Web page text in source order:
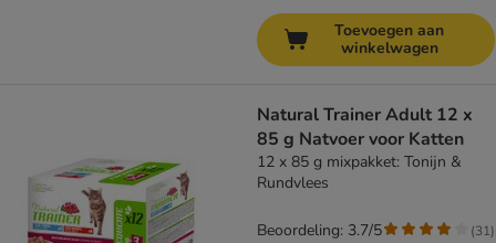
Toevoegen aan
winkelwagen
Natural Trainer Adult 12 x
85 g Natvoer voor Katten
12 x 85 g mixpakket: Tonijn &
Rundvlees
Beoordeling: 3.7/5 (31)